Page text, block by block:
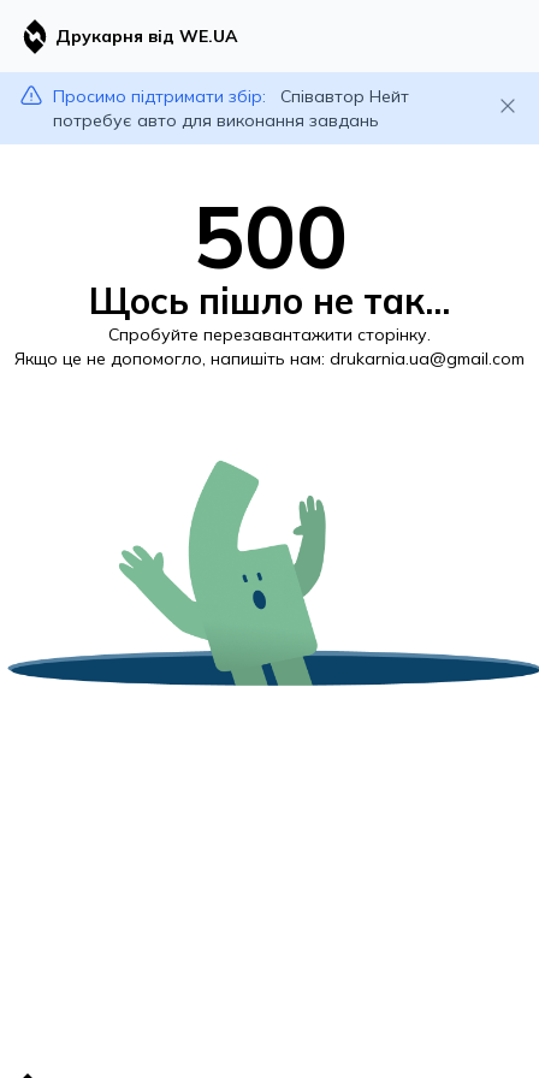
Друкарня від WE.UA
Просимо підтримати збір:
Співавтор Нейт
потребує авто для виконання завдань
500
Щось пішло не так...
Спробуйте перезавантажити сторінку.
Якщо це не допомогло, напишіть нам: drukarnia.ua@gmail.com